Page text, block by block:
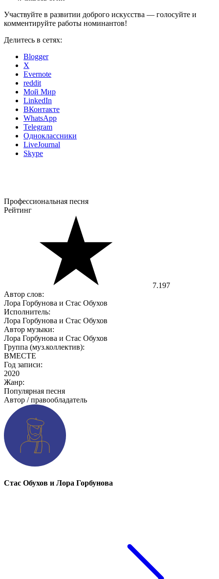
Участвуйте в развитии доброго искусства — голосуйте и
комментируйте работы номинантов!
Делитесь в сетях:
Blogger
X
Evernote
reddit
Мой Мир
LinkedIn
ВКонтакте
WhatsApp
Telegram
Одноклассники
LiveJournal
Skype
Профессиональная песня
Рейтинг
7.197
Автор слов:
Лора Горбунова и Стас Обухов
Исполнитель:
Лора Горбунова и Стас Обухов
Автор музыки:
Лора Горбунова и Стас Обухов
Группа (муз.коллектив):
ВМЕСТЕ
Год записи:
2020
Жанр:
Популярная песня
Автор / правообладатель
Стас Обухов и Лора Горбунова